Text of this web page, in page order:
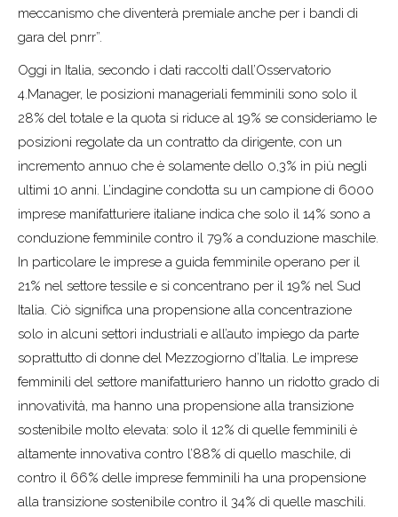
meccanismo che diventerà premiale anche per i bandi di
gara del pnrr”.
Oggi in Italia, secondo i dati raccolti dall’Osservatorio
4.Manager, le posizioni manageriali femminili sono solo il
28% del totale e la quota si riduce al 19% se consideriamo le
posizioni regolate da un contratto da dirigente, con un
incremento annuo che è solamente dello 0,3% in più negli
ultimi 10 anni. L’indagine condotta su un campione di 6000
imprese manifatturiere italiane indica che solo il 14% sono a
conduzione femminile contro il 79% a conduzione maschile.
In particolare le imprese a guida femminile operano per il
21% nel settore tessile e si concentrano per il 19% nel Sud
Italia. Ciò significa una propensione alla concentrazione
solo in alcuni settori industriali e all’auto impiego da parte
soprattutto di donne del Mezzogiorno d’Italia. Le imprese
femminili del settore manifatturiero hanno un ridotto grado di
innovatività, ma hanno una propensione alla transizione
sostenibile molto elevata: solo il 12% di quelle femminili è
altamente innovativa contro l’88% di quello maschile, di
contro il 66% delle imprese femminili ha una propensione
alla transizione sostenibile contro il 34% di quelle maschili.